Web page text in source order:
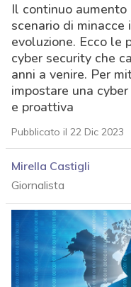
Il continuo
scenario di minacce
evoluzione. Ecco le
cyber security che
anni a venire. Per
impostare una
e proattiva
Pubblicato il 22 Dic 2023
Mirella Castigli
Giornalista